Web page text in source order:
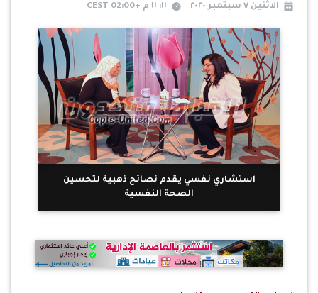
الاثنين ٧ سبتمبر ٢٠٢٠
١١: ١١ م +02:00 CEST
استشاري نفسي يقدم نصائح ذهبية لتحسين
الصحة النفسية